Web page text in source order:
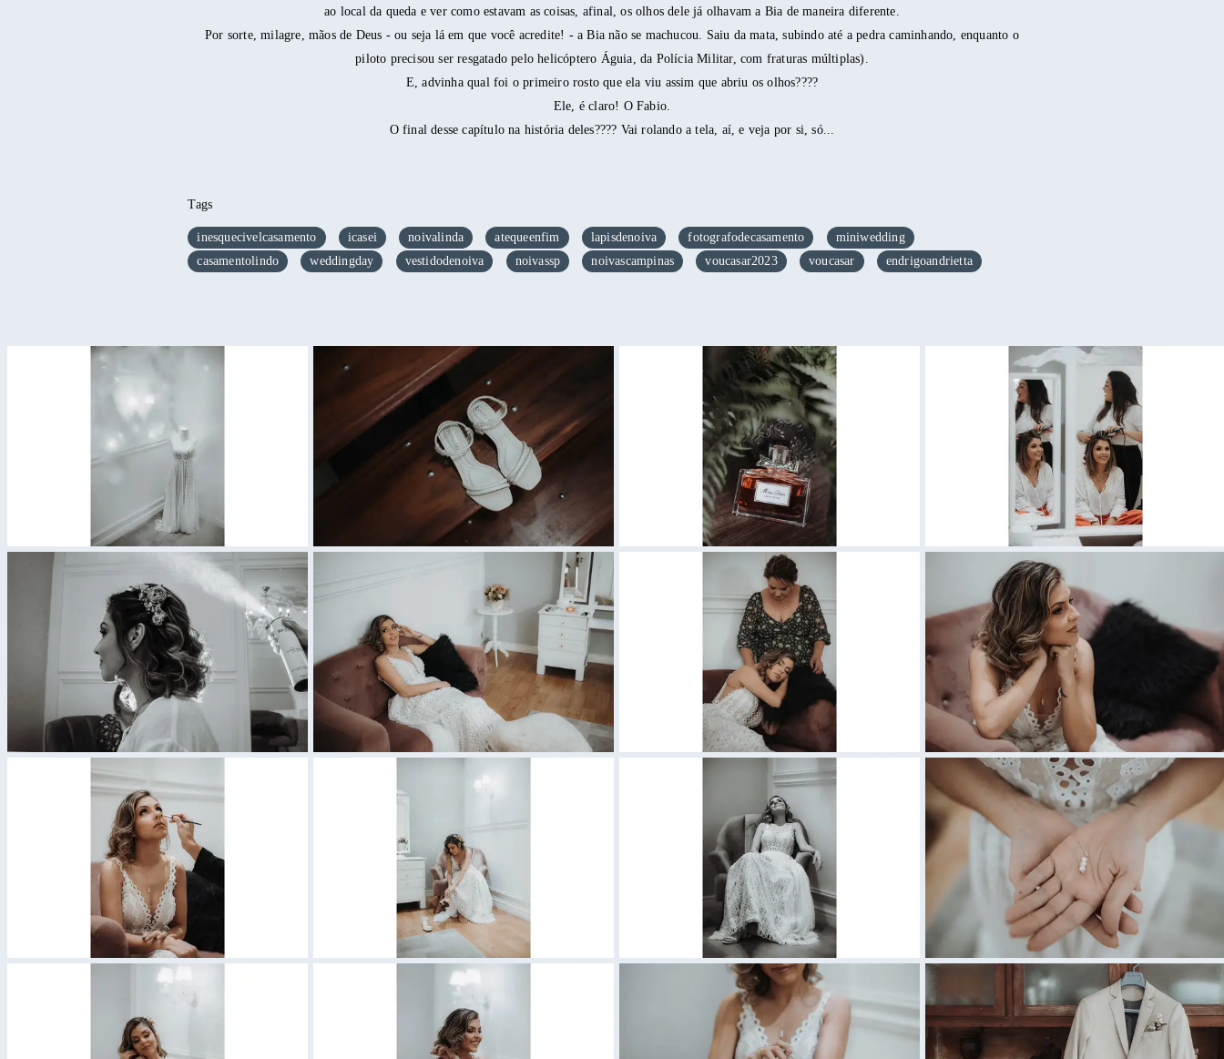
ao local da queda e ver como estavam as coisas, afinal, os olhos dele já olhavam a Bia de maneira diferente.
Por sorte, milagre, mãos de Deus - ou seja lá em que você acredite! - a Bia não se machucou. Saiu da mata, subindo até a pedra caminhando, enquanto o
piloto precisou ser resgatado pelo helicóptero Águia, da Polícia Militar, com fraturas múltiplas).
E, advinha qual foi o primeiro rosto que ela viu assim que abriu os olhos????
Ele, é claro! O Fabio.
O final desse capítulo na história deles???? Vai rolando a tela, aí, e veja por si, só...
Tags
inesquecivelcasamento icasei noivalinda atequeenfim lapisdenoiva fotografodecasamento
miniwedding
casamentolindo
weddingday vestidodenoiva noivassp noivascampinas voucasar2023 voucasar endrigoandrietta